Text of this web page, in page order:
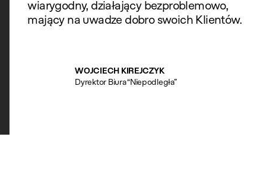
wiarygodny, działający bezproblemowo,
mający na uwadze dobro swoich Klientów.
WOJCIECH KIREJCZYK
Dyrektor Biura “Niepodległa”